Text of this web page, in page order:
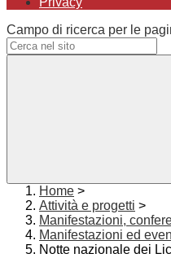
Campo di ricerca per le
Home >
Attività e progetti >
Manifestazioni,
Manifestazioni ed
Notte nazionale dei